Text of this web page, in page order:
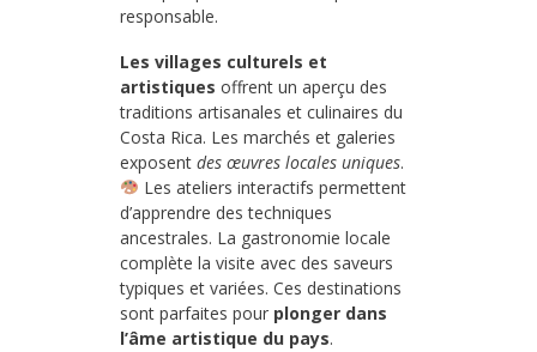
responsable.
Les villages culturels et
artistiques offrent un aperçu des
traditions artisanales et culinaires du
Costa Rica. Les marchés et galeries
exposent des œuvres locales uniques.
Les ateliers interactifs permettent
d’apprendre des techniques
ancestrales. La gastronomie locale
complète la visite avec des saveurs
typiques et variées. Ces destinations
sont parfaites pour plonger dans
l’âme artistique du pays.